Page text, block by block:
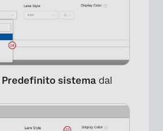
×
Predefinito sistema dal